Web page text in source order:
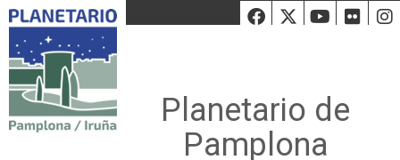
Facebook
Twiiter
Planetario de
Pamplona